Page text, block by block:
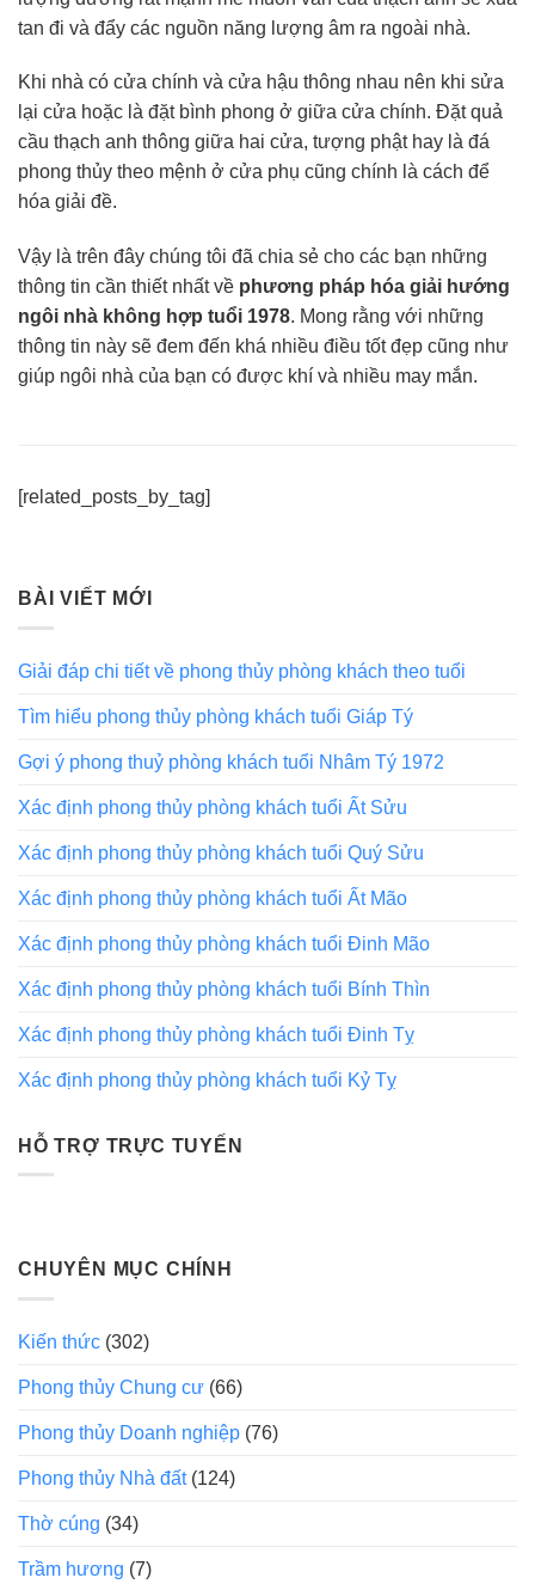
tan đi và đẩy các nguồn năng lượng âm ra ngoài nhà.
Khi nhà có cửa chính và cửa hậu thông nhau nên khi sửa
lại cửa hoặc là đặt bình phong ở giữa cửa chính. Đặt quả
cầu thạch anh thông giữa hai cửa, tượng phật hay là đá
phong thủy theo mệnh ở cửa phụ cũng chính là cách để
hóa giải đề.
Vậy là trên đây chúng tôi đã chia sẻ cho các bạn những
thông tin cần thiết nhất về phương pháp hóa giải hướng
ngôi nhà không hợp tuổi 1978. Mong rằng với những
thông tin này sẽ đem đến khá nhiều điều tốt đẹp cũng như
giúp ngôi nhà của bạn có được khí và nhiều may mắn.
[related_posts_by_tag]
BÀI VIẾT MỚI
Giải đáp chi tiết về phong thủy phòng khách theo tuổi
Tìm hiểu phong thủy phòng khách tuổi Giáp Tý
Gợi ý phong thuỷ phòng khách tuổi Nhâm Tý 1972
Xác định phong thủy phòng khách tuổi Ất Sửu
Xác định phong thủy phòng khách tuổi Quý Sửu
Xác định phong thủy phòng khách tuổi Ất Mão
Xác định phong thủy phòng khách tuổi Đinh Mão
Xác định phong thủy phòng khách tuổi Bính Thìn
Xác định phong thủy phòng khách tuổi Đinh Tỵ
Xác định phong thủy phòng khách tuổi Kỷ Tỵ
HỖ TRỢ TRỰC TUYẾN
CHUYÊN MỤC CHÍNH
Kiến thức (302)
Phong thủy Chung cư (66)
Phong thủy Doanh nghiệp (76)
Phong thủy Nhà đất(124)
Thờ cúng (34)
Trầm hương (7)